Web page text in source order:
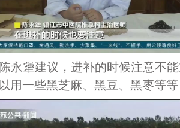
犟建议，进补的时候注意不能
用一些黑芝麻、黑豆、黑枣等等